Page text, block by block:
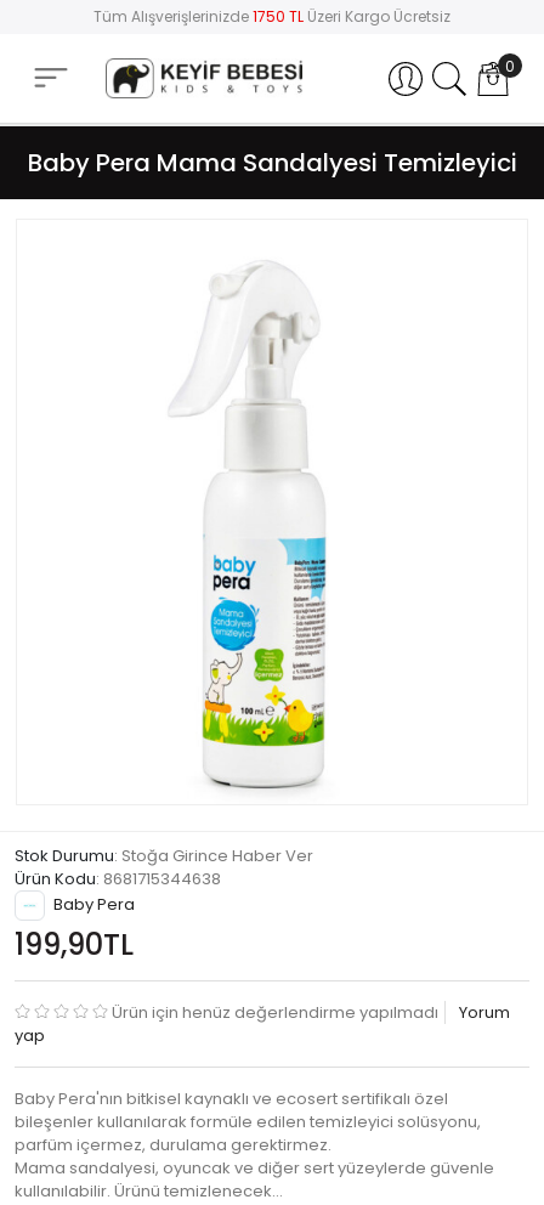
Tüm Alışverişlerinizde1750 TL Üzeri Kargo Ücretsiz
Hesabım 0
Baby Pera Mama Sandalyesi Temizleyici
Stok Durumu: Stoğa Girince Haber Ver
Ürün Kodu: 8681715344638
Baby Pera
199,90TL
Ürün için henüz değerlendirme yapılmadı
Yorum
yap
Baby Pera'nın bitkisel kaynaklı ve ecosert sertifikalı özel
bileşenler kullanılarak formüle edilen temizleyici solüsyonu,
parfüm içermez, durulama gerektirmez.
Mama sandalyesi, oyuncak ve diğer sert yüzeylerde güvenle
kullanılabilir. Ürünü temizlenecek…